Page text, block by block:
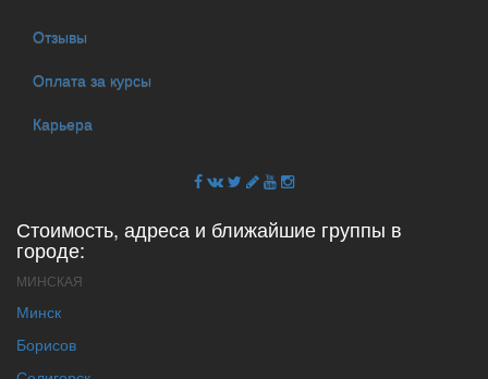
Отзывы
Оплата за курсы
Карьера
Стоимость, адреса и ближайшие группы в
городе:
МИНСКАЯ
Минск
Борисов